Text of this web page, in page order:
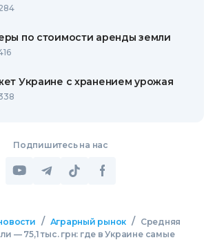
по стоимости аренды земли
Украине с хранением урожая
Подпишитесь на нас
/ Аграрный рынок /
Средняя
— 75,1 тыс. грн: где в Украине самые